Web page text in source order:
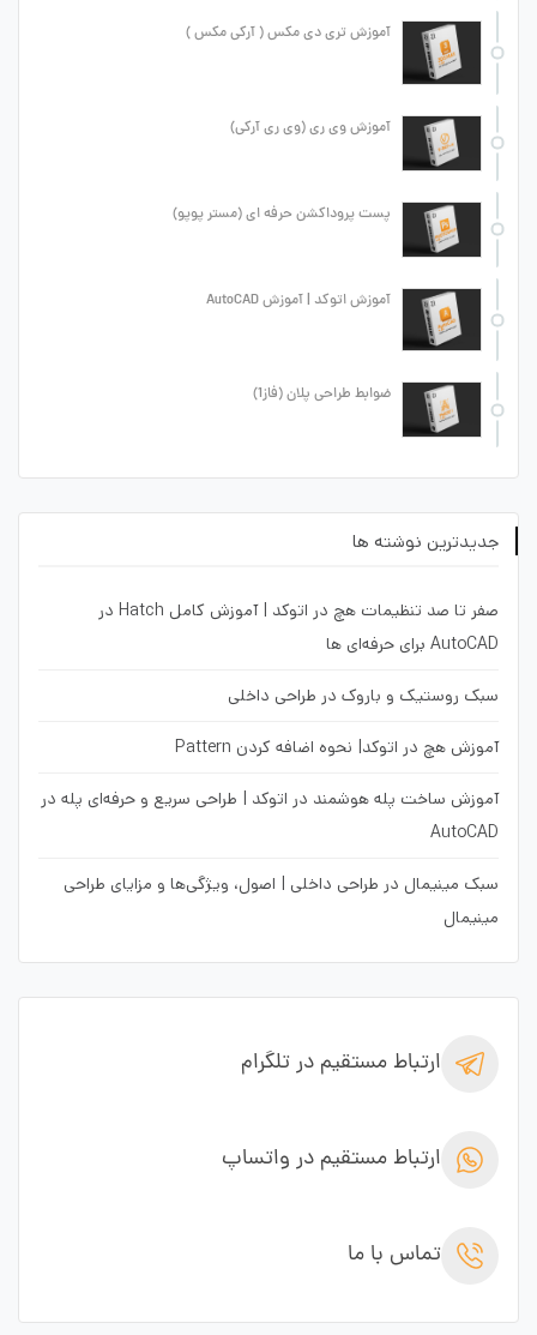
آموزش تری دی مکس ( آرکی مکس )
آموزش وی ری (وی ری آرکی)
پست پروداکشن حرفه ای (مستر پوپو)
آموزش اتوکد | آموزش AutoCAD
ضوابط طراحی پلان (فاز1)
جدیدترین نوشته ها
صفر تا صد تنظیمات هچ در اتوکد | آموزش کامل Hatch در
AutoCAD برای حرفه‌ای ها
سبک روستیک و باروک در طراحی داخلی
آموزش هچ در اتوکد| نحوه اضافه کردن Pattern
آموزش ساخت پله هوشمند در اتوکد | طراحی سریع و حرفه‌ای پله در
AutoCAD
سبک مینیمال در طراحی داخلی | اصول، ویژگی‌ها و مزایای طراحی
مینیمال
ارتباط مستقیم در تلگرام
ارتباط مستقیم در واتساپ
تماس با ما